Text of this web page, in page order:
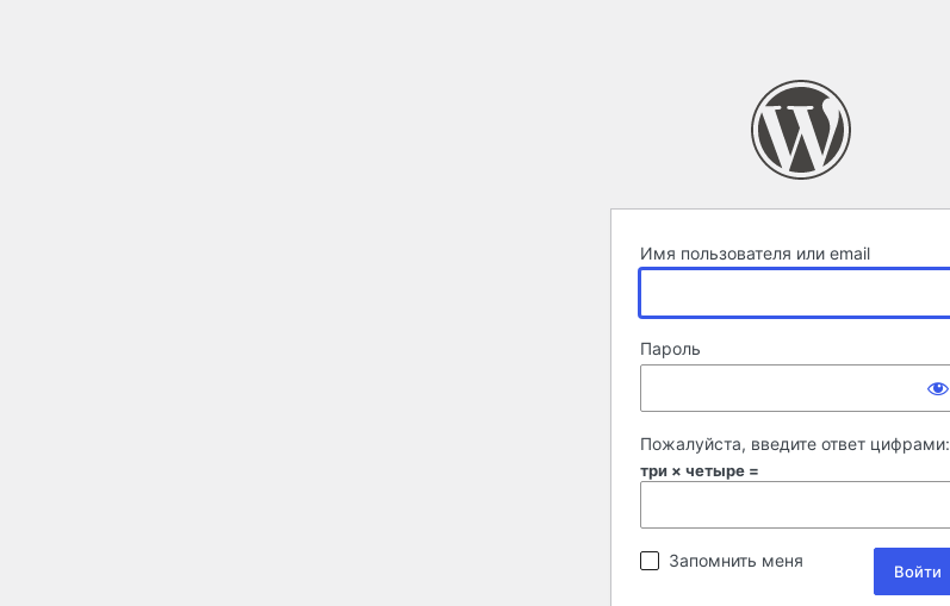
Имя пользователя или email
Пароль
Пожалуйста, введите ответ цифрами:
три × четыре =
Запомнить меня